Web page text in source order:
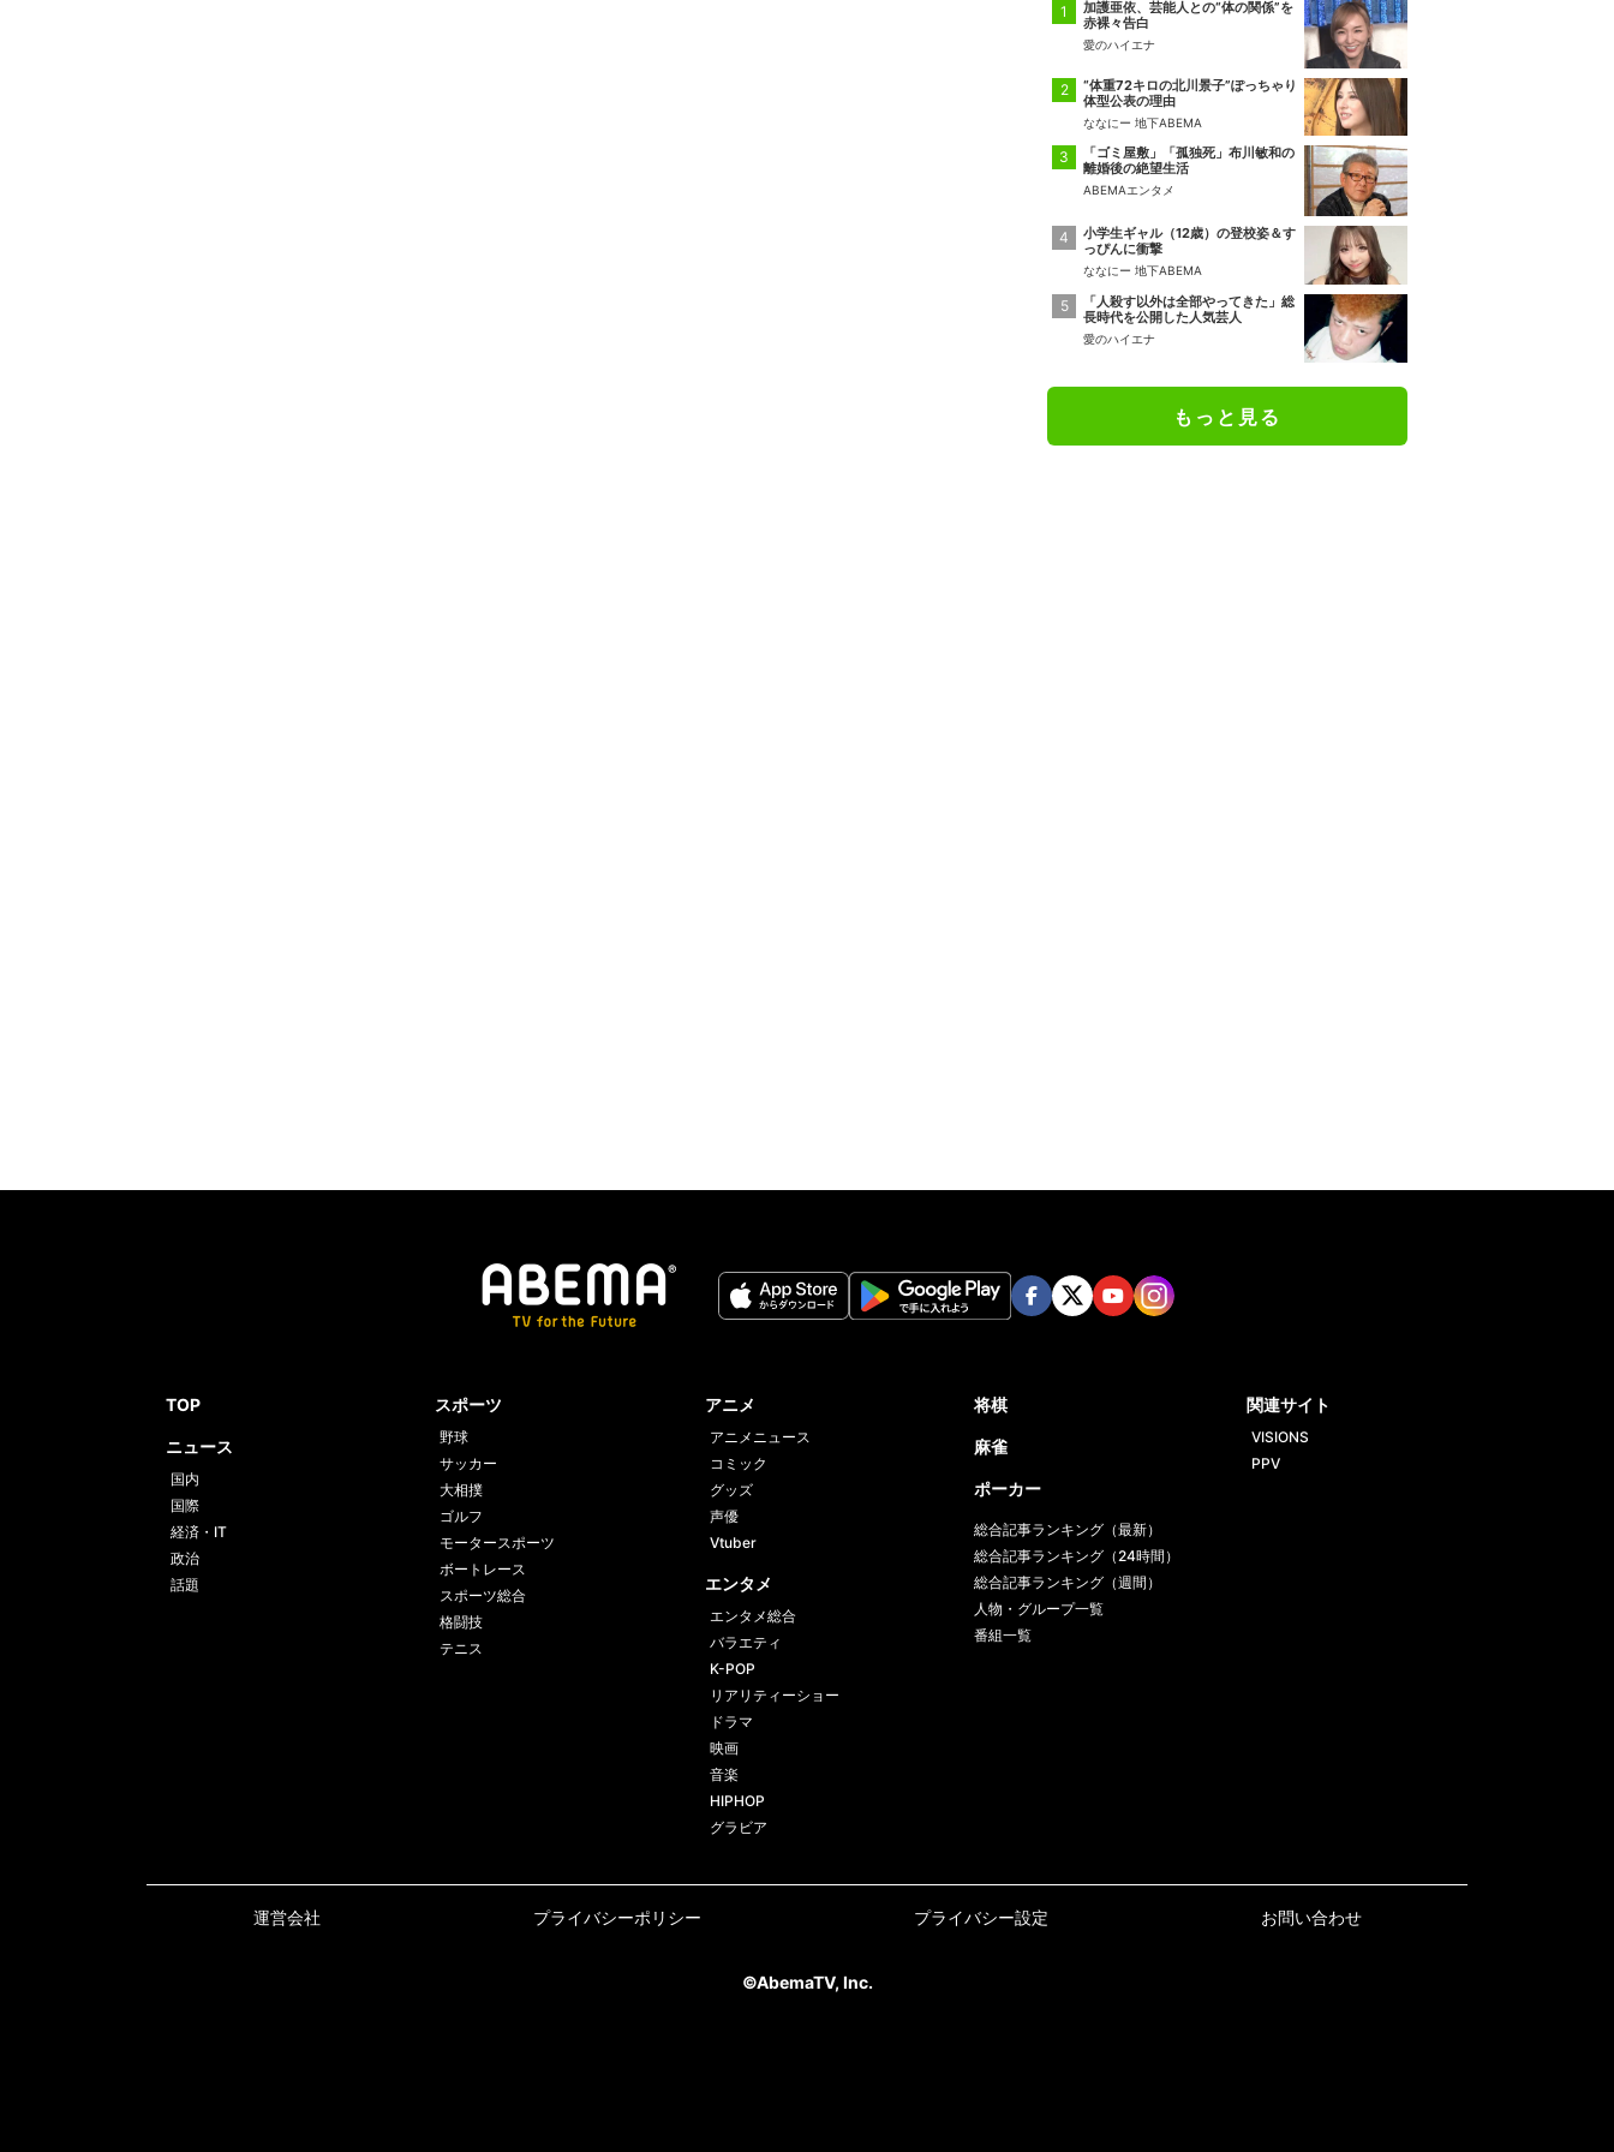
加護亜依、芸能人との“体の関係”を
赤裸々告白
愛のハイエナ
“体重72キロの北川景子”ぽっちゃり
体型公表の理由
ななにー 地下ABEMA
「ゴミ屋敷」「孤独死」布川敏和の
離婚後の絶望生活
ABEMAエンタメ
小学生ギャル（12歳）の登校姿＆す
っぴんに衝撃
ななにー 地下ABEMA
「人殺す以外は全部やってきた」総
長時代を公開した人気芸人
愛のハイエナ
もっと見る
TOP
ニュース
国内
国際
経済・IT
政治
話題
スポーツ
野球
サッカー
大相撲
ゴルフ
モータースポーツ
ボートレース
スポーツ総合
格闘技
テニス
アニメ
アニメニュース
コミック
グッズ
声優
Vtuber
エンタメ
エンタメ総合
バラエティ
K-POP
リアリティーショー
ドラマ
映画
音楽
HIPHOP
グラビア
将棋
麻雀
ポーカー
総合記事ランキング（最新）
総合記事ランキング（24時間）
総合記事ランキング（週間）
人物・グループ一覧
番組一覧
関連サイト
VISIONS
PPV
運営会社 プライバシーポリシー プライバシー設定 お問い合わせ
©AbemaTV, Inc.